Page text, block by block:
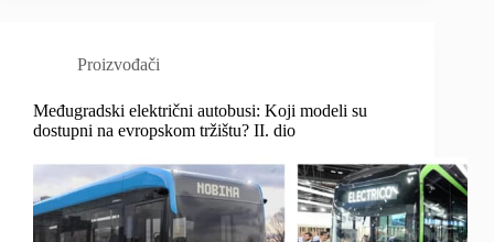
Proizvođači
Međugradski električni autobusi: Koji modeli su
dostupni na evropskom tržištu? II. dio